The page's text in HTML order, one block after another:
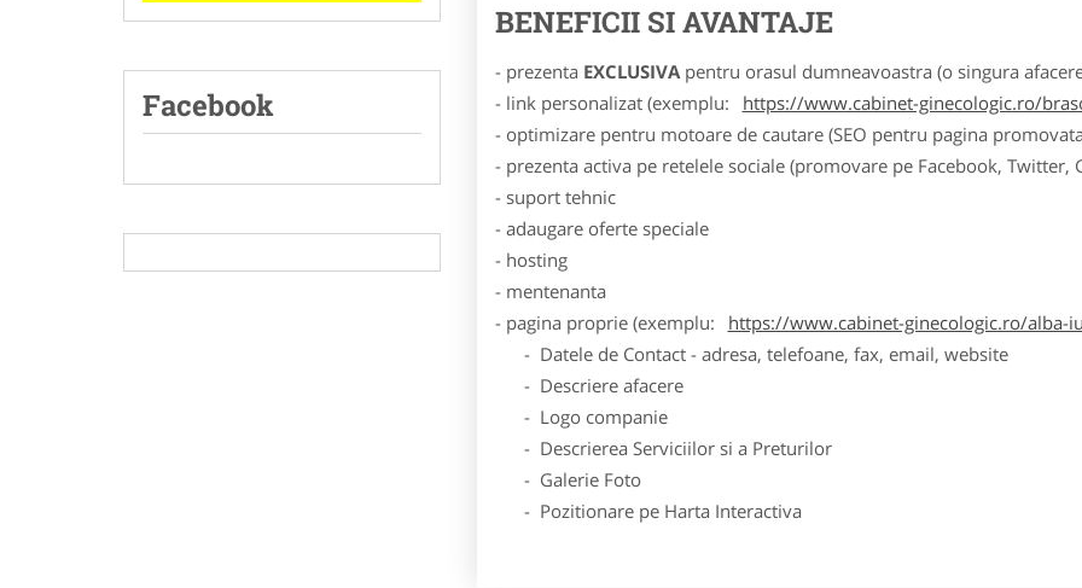
Facebook
BENEFICII SI AVANTAJE
- prezenta EXCLUSIVApentru orasul dumneavoastra (o singura
- link personalizat (exemplu:
https://www.cabinet-ginecologic.ro/
- optimizare pentru motoare de cautare (SEO pentru pagina
- prezenta activa pe retelele sociale (promovare pe Facebook, Twitter,
- suport tehnic
- adaugare oferte speciale
- hosting
- mentenanta
- pagina proprie (exemplu:
https://www.cabinet-ginecologic.ro/alba-
- Datele de Contact - adresa, telefoane, fax, email, website
- Descriere afacere
- Logo companie
- Descrierea Serviciilor si a Preturilor
- Galerie Foto
- Pozitionare pe Harta Interactiva